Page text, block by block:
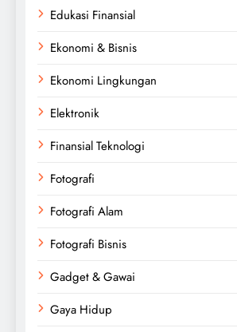
Edukasi Finansial
Ekonomi & Bisnis
Ekonomi Lingkungan
Elektronik
Finansial Teknologi
Fotografi
Fotografi Alam
Fotografi Bisnis
Gadget & Gawai
Gaya Hidup